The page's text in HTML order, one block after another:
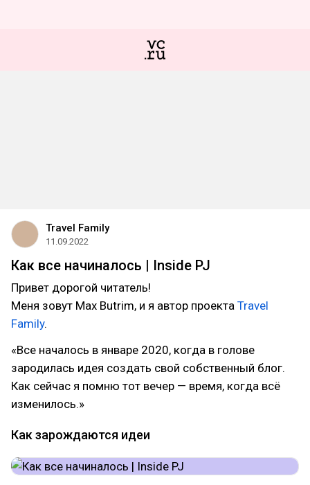
Travel Family
11.09.2022
Как все начиналось | Inside PJ
Привет дорогой читатель!
Меня зовут Max Butrim, и я автор проекта Travel
Family.
«Все началось в январе 2020, когда в голове
зародилась идея создать свой собственный блог.
Как сейчас я помню тот вечер — время, когда всё
изменилось.»
Как зарождаются идеи